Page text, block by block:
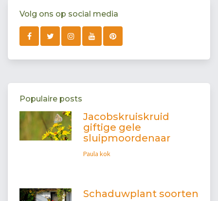
Volg ons op social media
Populaire posts
Jacobskruiskruid
giftige gele
sluipmoordenaar
Paula kok
Schaduwplant soorten